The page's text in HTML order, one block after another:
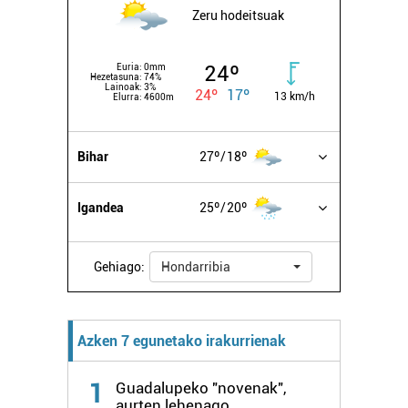
Zeru hodeitsuak
Euria: 0mm
Hezetasuna: 74%
Lainoak: 3%
Elurra: 4600m
24º
24º 17º 13 km/h
Bihar 27º 18º
Igandea 25º 20º
Gehiago: Hondarribia
Azken 7 egunetako irakurrienak
1
Guadalupeko "novenak",